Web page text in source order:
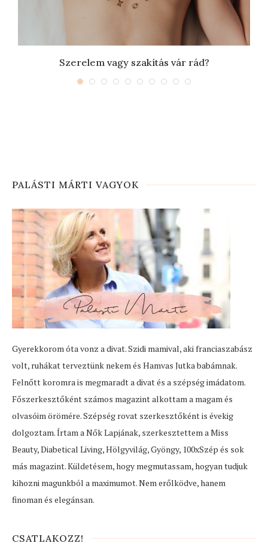
Szerelem vagy szakítás vár rád?
PALÁSTI MÁRTI VAGYOK
Gyerekkorom óta vonz a divat. Szidi mamival, aki franciaszabász
volt, ruhákat terveztünk nekem és Hamvas Jutka babámnak.
Felnőtt koromra is megmaradt a divat és a szépség imádatom.
Főszerkesztőként számos magazint alkottam a magam és
olvasóim örömére. Szépség rovat szerkesztőként is évekig
dolgoztam. Írtam a Nők Lapjának, szerkesztettem a Miss
Beauty, Diabetical Living, Hölgyvilág, Gyöngy, 100xSzép és sok
más magazint. Küldetésem, hogy megmutassam, hogyan tudjuk
kihozni magunkból a maximumot. Nem erőlködve, hanem
finoman és elegánsan.
CSATLAKOZZ!